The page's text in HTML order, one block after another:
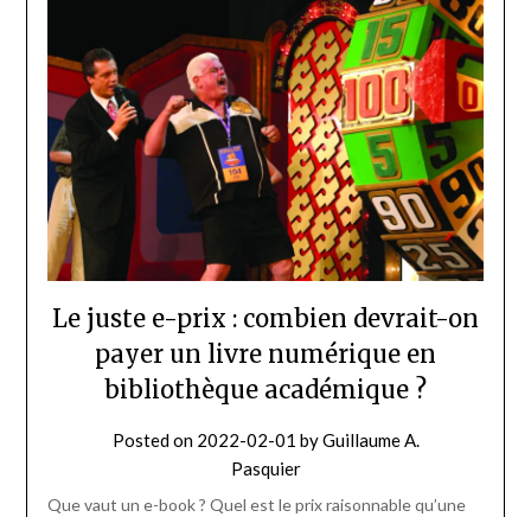
Le juste e-prix : combien devrait-on
payer un livre numérique en
bibliothèque académique ?
Posted on 2022-02-01 byGuillaume A.
Pasquier
Que vaut un e-book ? Quel est le prix raisonnable qu’une